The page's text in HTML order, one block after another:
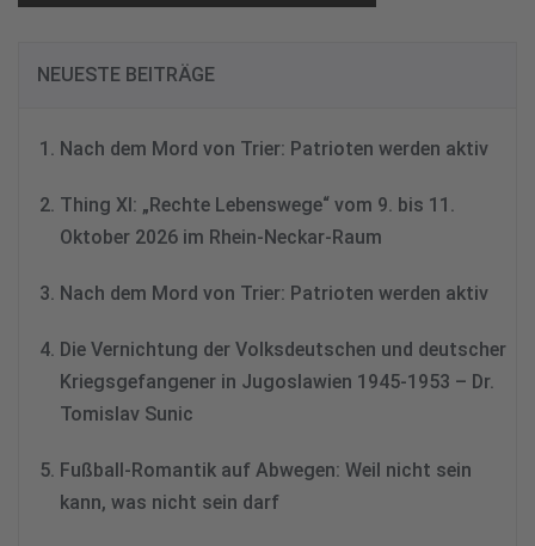
NEUESTE BEITRÄGE
Nach dem Mord von Trier: Patrioten werden aktiv
Thing XI: „Rechte Lebenswege“ vom 9. bis 11.
Oktober 2026 im Rhein-Neckar-Raum
Nach dem Mord von Trier: Patrioten werden aktiv
Die Vernichtung der Volksdeutschen und deutscher
Kriegsgefangener in Jugoslawien 1945-1953 – Dr.
Tomislav Sunic
Fußball-Romantik auf Abwegen: Weil nicht sein
kann, was nicht sein darf